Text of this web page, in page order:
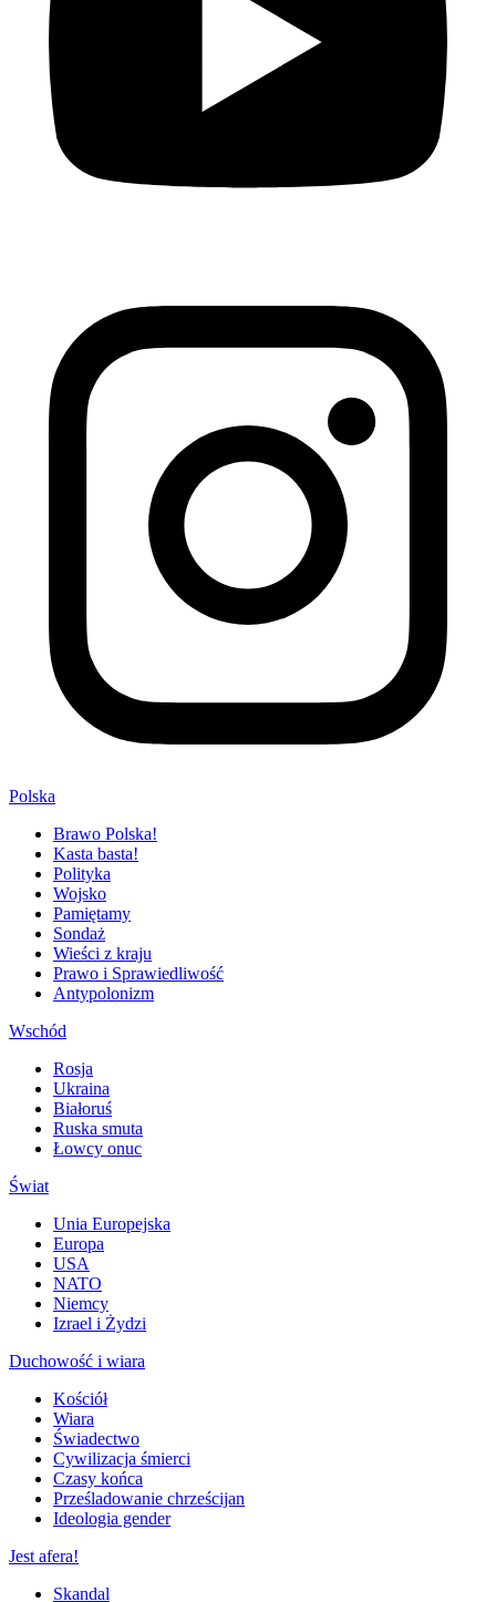
Polska
Brawo Polska!
Kasta basta!
Polityka
Wojsko
Pamiętamy
Sondaż
Wieści z kraju
Prawo i Sprawiedliwość
Antypolonizm
Wschód
Rosja
Ukraina
Białoruś
Ruska smuta
Łowcy onuc
Świat
Unia Europejska
Europa
USA
NATO
Niemcy
Izrael i Żydzi
Duchowość i wiara
Kościół
Wiara
Świadectwo
Cywilizacja śmierci
Czasy końca
Prześladowanie chrześcijan
Ideologia gender
Jest afera!
Skandal